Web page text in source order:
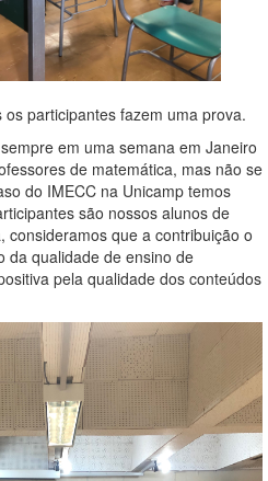
participantes fazem uma prova.
em uma semana em Janeiro
de matemática, mas não se
do IMECC na Unicamp temos
são nossos alunos de
consideramos que a contribuição o
da qualidade de ensino de
pela qualidade dos conteúdos